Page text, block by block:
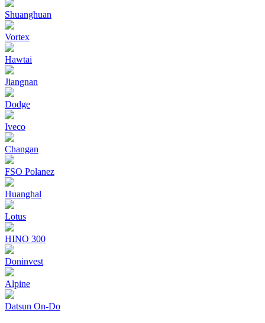
Shuanghuan
Vortex
Hawtai
Jiangnan
Dodge
Iveco
Changan
FSO Polanez
Huanghal
Lotus
HINO 300
Doninvest
Alpine
Datsun On-Do